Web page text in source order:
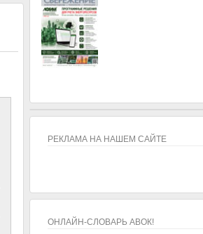
РЕКЛАМА НА НАШЕМ САЙТЕ
ОНЛАЙН-СЛОВАРЬ АВОК!